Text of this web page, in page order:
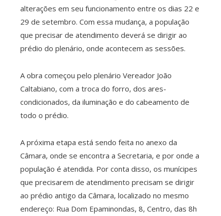
alterações em seu funcionamento entre os dias 22 e
29 de setembro. Com essa mudança, a população
que precisar de atendimento deverá se dirigir ao
prédio do plenário, onde acontecem as sessões.
A obra começou pelo plenário Vereador João
Caltabiano, com a troca do forro, dos ares-
condicionados, da iluminação e do cabeamento de
todo o prédio.
A próxima etapa está sendo feita no anexo da
Câmara, onde se encontra a Secretaria, e por onde a
população é atendida. Por conta disso, os munícipes
que precisarem de atendimento precisam se dirigir
ao prédio antigo da Câmara, localizado no mesmo
endereço: Rua Dom Epaminondas, 8, Centro, das 8h